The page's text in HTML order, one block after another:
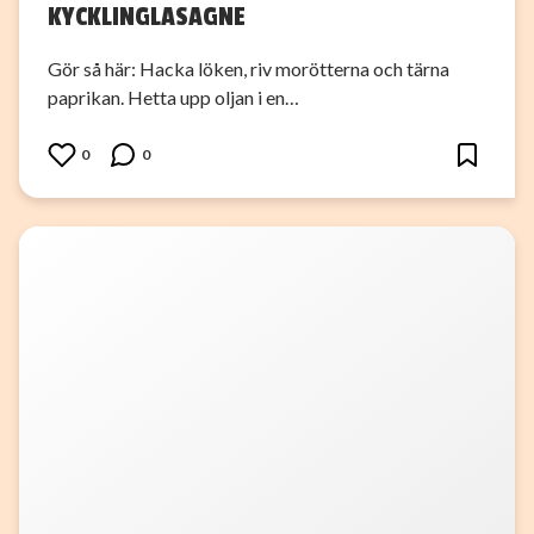
KYCKLINGLASAGNE
Gör så här: Hacka löken, riv morötterna och tärna
paprikan. Hetta upp oljan i en…
0 0